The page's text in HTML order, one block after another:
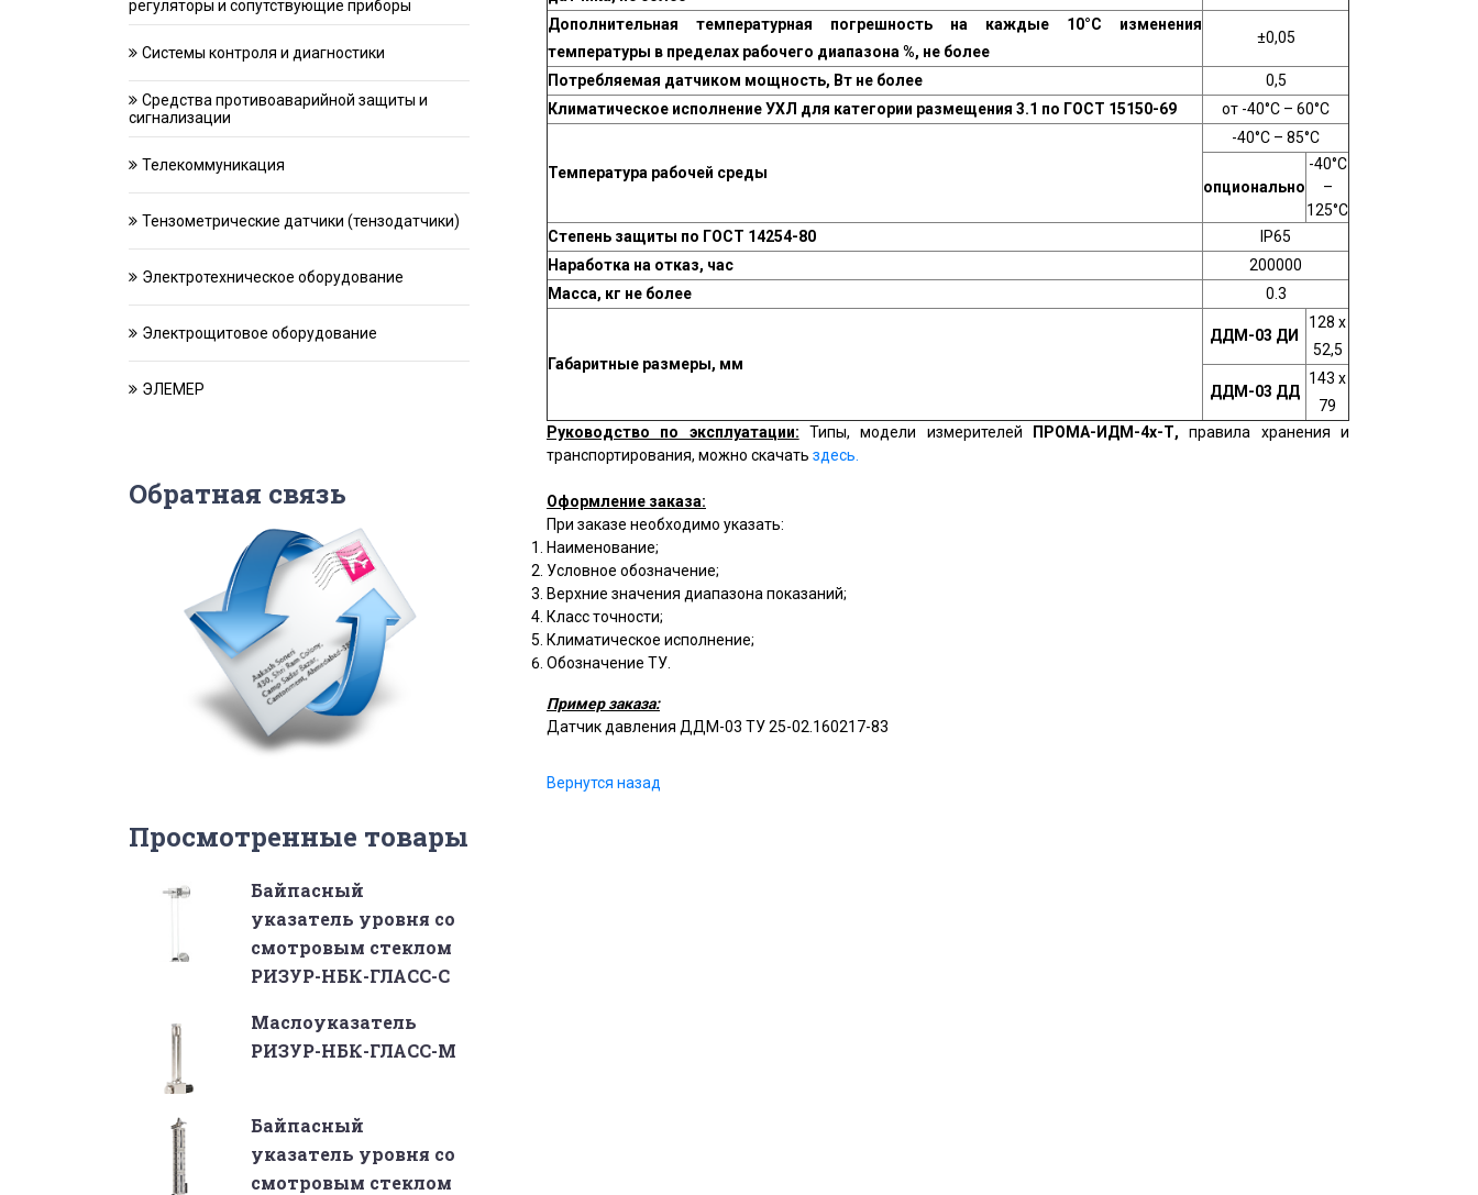
регуляторы и сопутствующие приборы
Системы контроля и диагностики
Средства противоаварийной защиты и
сигнализации
Телекоммуникация
Тензометрические датчики (тензодатчики)
Электротехническое оборудование
Электрощитовое оборудование
ЭЛЕМЕР
Обратная связь
Просмотренные товары
Байпасный
указатель уровня со
смотровым стеклом
РИЗУР-НБК-ГЛАСС-С
Маслоуказатель
РИЗУР-НБК-ГЛАСС-М
Байпасный
указатель уровня со
смотровым стеклом
Дополнительная температурная погрешность на каждые 10°С изменения
температуры в пределах рабочего диапазона %, не более
±0,05
Потребляемая датчиком мощность, Вт не более
0,5
Климатическое исполнение УХЛ для категории размещения 3.1 по ГОСТ 15150-69
от -40°С – 60°С
Температура рабочей среды
-40°С – 85°С
опционально
-40°С
–
125°С
Степень защиты по ГОСТ 14254-80
IP65
Наработка на отказ, час
200000
Масса, кг не более
0.3
Габаритные размеры, мм
ДДМ-03 ДИ
128 х
52,5
ДДМ-03 ДД
143 х
79
Руководство по эксплуатации: Типы, модели измерителей ПРОМА-ИДМ-4х-Т,правила хранения и
транспортирования, можно скачать здесь.
Оформление заказа:
При заказе необходимо указать:
Наименование;
Условное обозначение;
Верхние значения диапазона показаний;
Класс точности;
Климатическое исполнение;
Обозначение ТУ.
Пример заказа:
Датчик давления ДДМ-03 ТУ 25-02.160217-83
Вернутся назад